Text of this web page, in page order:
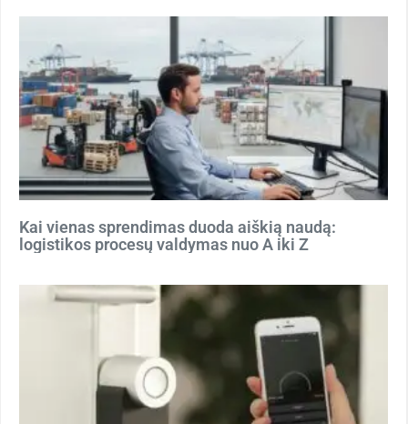
Kai vienas sprendimas duoda aiškią naudą:
logistikos procesų valdymas nuo A iki Z